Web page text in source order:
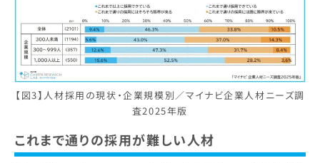
【図3】人材採用の現状・企業規模別／マイナビ企業人材ニーズ調
査2025年版
これまで通りの採用が難しい人材